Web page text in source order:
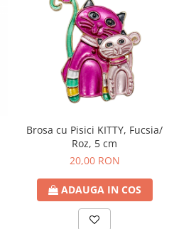
Brosa cu Pisici KITTY, Fucsia/
Roz, 5 cm
20,00 RON
ADAUGA IN COS